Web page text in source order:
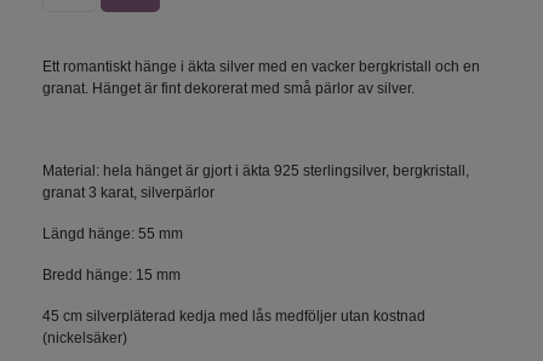
Ett romantiskt hänge i äkta silver med en vacker bergkristall och en
granat. Hänget är fint dekorerat med små pärlor av silver.
Material: hela hänget är gjort i äkta 925 sterlingsilver, bergkristall,
granat 3 karat, silverpärlor
Längd hänge: 55 mm
Bredd hänge: 15 mm
45 cm silverpläterad kedja med lås medföljer utan kostnad
(nickelsäker)